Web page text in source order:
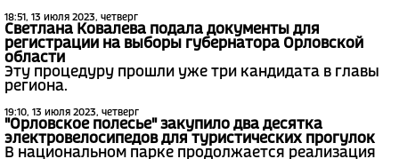
18:51, 13 июля 2023, четверг
Светлана Ковалева подала документы для
регистрации на выборы губернатора Орловской
области
Эту процедуру прошли уже три кандидата в главы
региона.
19:10, 13 июля 2023, четверг
"Орловское полесье" закупило два десятка
электровелосипедов для туристических прогулок
В национальном парке продолжается реализация